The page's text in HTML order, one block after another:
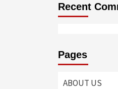
Recent
Pages
ABOUT US